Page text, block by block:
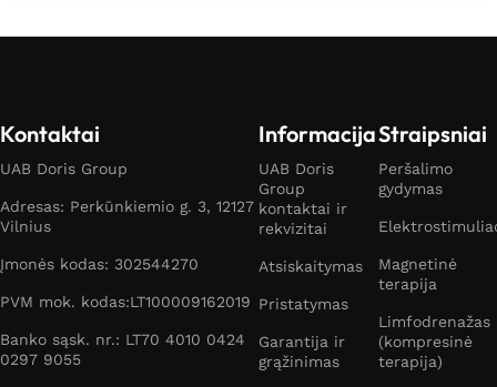
Kontaktai
UAB Doris Group
Adresas: Perkūnkiemio g. 3, 12127
Vilnius
Įmonės kodas: 302544270
PVM mok. kodas:LT100009162019
Banko sąsk. nr.: LT70 4010 0424
0297 9055
Informacija
UAB Doris
Group
kontaktai ir
rekvizitai
Atsiskaitymas
Pristatymas
Garantija ir
grąžinimas
Straipsniai
Peršalimo
gydymas
Magnetinė
terapija
Limfodrenažas
(kompresinė
terapija)